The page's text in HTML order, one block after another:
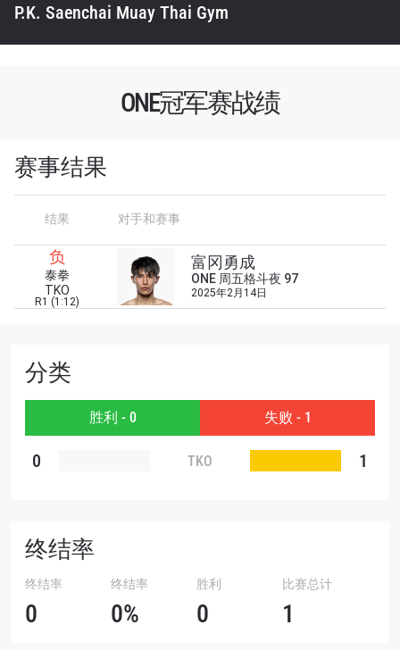
P.K. Saenchai Muay Thai Gym
ONE冠军赛战绩
赛事结果
结果 对手和赛事
负
泰拳
TKO
R1 (1:12)
富冈勇成
ONE 周五格斗夜 97
2025年2月14日
分类
胜利 - 0 失败 - 1
0 TKO 1
终结率
终结率
0
终结率
0%
胜利
0
比赛总计
1
查看集锦
在任何地域观看ONE冠军赛，现在注册获得权限了
解最新资讯、解锁特别福利以及优先机遇获得直播
场次的最佳座位！
邮箱
名字
订阅